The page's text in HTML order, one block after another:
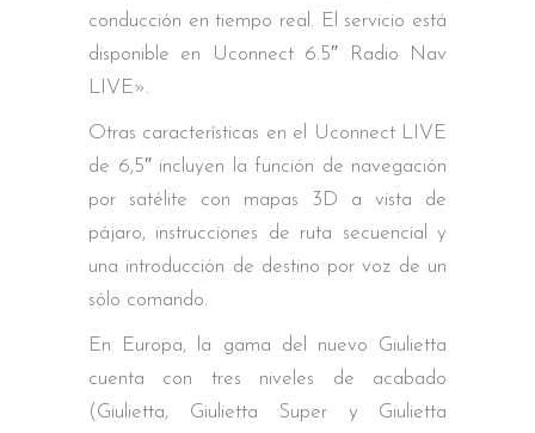
conducción en tiempo real. El servicio está
disponible en Uconnect 6.5″ Radio Nav
LIVE».
Otras características en el Uconnect LIVE
de 6,5″ incluyen la función de navegación
por satélite con mapas 3D a vista de
pájaro, instrucciones de ruta secuencial y
una introducción de destino por voz de un
sólo comando.
En Europa, la gama del nuevo Giulietta
cuenta con tres niveles de acabado
(Giulietta, Giulietta Super y Giulietta